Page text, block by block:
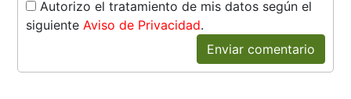
Autorizo el tratamiento de mis datos según el
siguienteAviso de Privacidad.
Enviar comentario